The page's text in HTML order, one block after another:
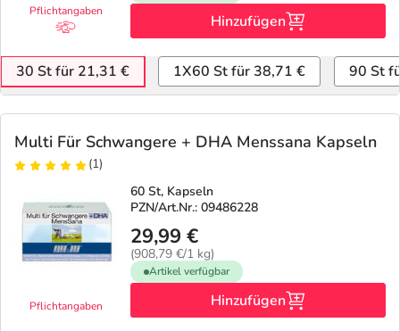
Pflichtangaben
Hinzufügen
30 St für 21,31 € 1X60 St für 38,71 € 90 St
Multi Für Schwangere + DHA Menssana Kapseln
(1)
Pflichtangaben
60 St, Kapseln
PZN/Art.Nr.: 09486228
29,99 €
(908,79 €/1 kg)
Artikel verfügbar
Hinzufügen